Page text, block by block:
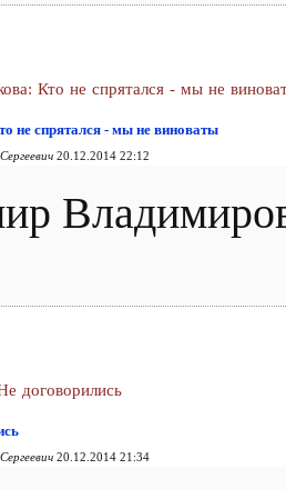
Кто не спрятался - мы не
не спрятался - мы не виноваты
20.12.2014 22:12
договорились
20.12.2014 21:34